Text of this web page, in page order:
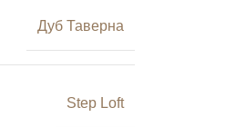
Дуб Таверна
Step Loft